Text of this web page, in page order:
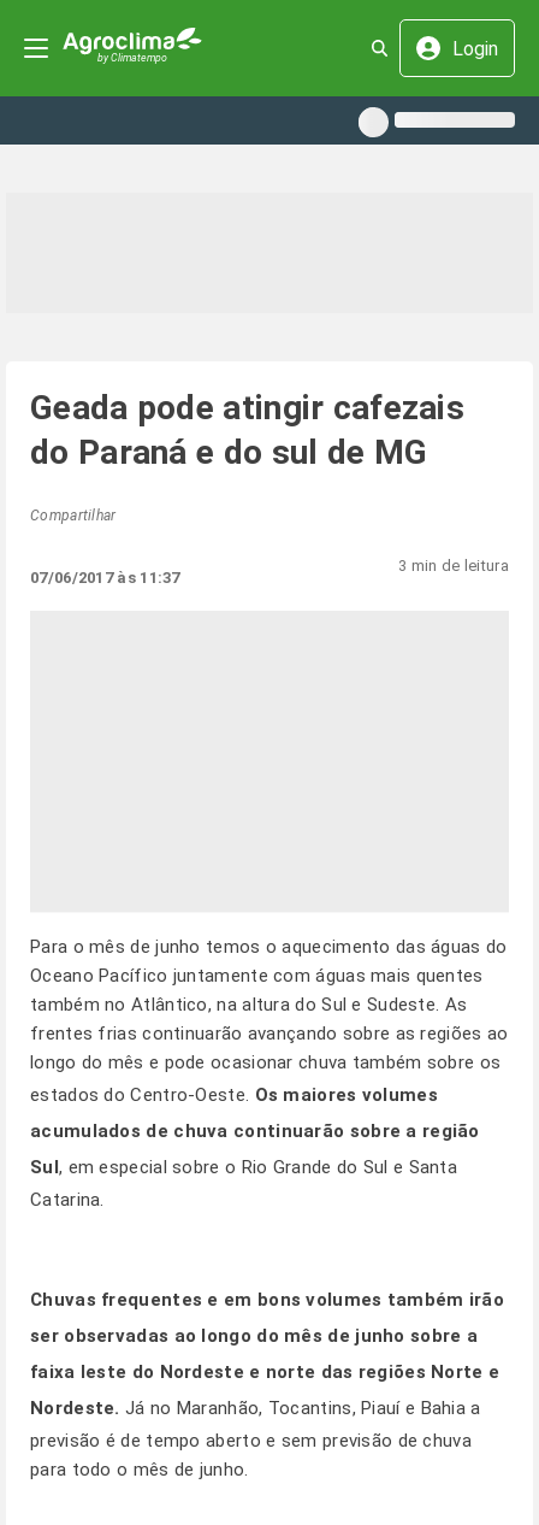
Login
Geada pode atingir cafezais
do Paraná e do sul de MG
Compartilhar
07/06/2017 às 11:37
3 min de leitura
Para o mês de junho temos o aquecimento das águas do
Oceano Pacífico juntamente com águas mais quentes
também no Atlântico, na altura do Sul e Sudeste. As
frentes frias continuarão avançando sobre as regiões ao
longo do mês e pode ocasionar chuva também sobre os
estados do Centro-Oeste. Os maiores volumes
acumulados de chuva continuarão sobre a região
Sul, em especial sobre o Rio Grande do Sul e Santa
Catarina.
Chuvas frequentes e em bons volumes também irão
ser observadas ao longo do mês de junho sobre a
faixa leste do Nordeste e norte das regiões Norte e
Nordeste. Já no Maranhão, Tocantins, Piauí e Bahia a
previsão é de tempo aberto e sem previsão de chuva
para todo o mês de junho.